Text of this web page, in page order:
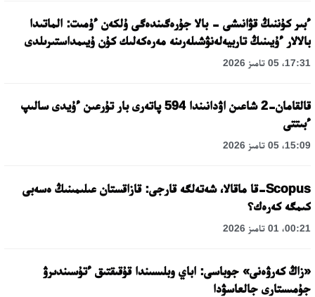
ءبىر كۇننىڭ قۋانىشى - بالا جۇرەگىندەگى ۇلكەن ءۇمىت: الماتىدا
بالالار ءۇيىنىڭ تاربيەلەنۋشىلەرىنە مەرەكەلىك كۇن ۇيىمداستىرىلدى
17:31، 05 تامىز 2026
قالقامان-2 شاعىن اۋدانىندا 594 پاتەرى بار تۇرعىن ءۇيدى سالىپ
ءبىتتى
15:09، 05 تامىز 2026
Scopus-قا ماقالا، شەتەلگە قارجى: قازاقستان عىلىمىنىڭ ەسەبى
كىمگە كەرەك؟
00:21، 01 تامىز 2026
«زاڭ كەرۋەنى» جوباسى: اباي وبلىسىندا قۇقىقتىق ءتۇسىندىرۋ
جۇمىستارى جالعاسۋدا